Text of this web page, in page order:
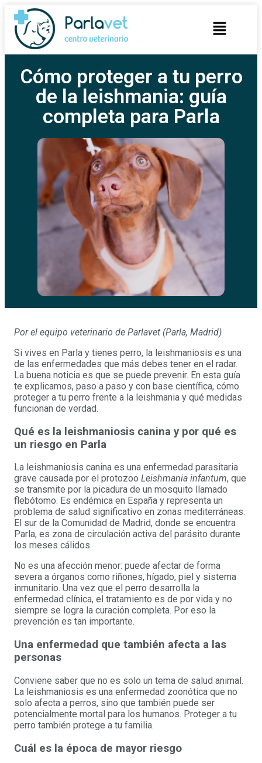
Cómo proteger a tu perro
de la leishmania: guía
completa para Parla
Por el equipo veterinario de Parlavet (Parla, Madrid)
Si vives en Parla y tienes perro, la leishmaniosis es una
de las enfermedades que más debes tener en el radar.
La buena noticia es que se puede prevenir. En esta guía
te explicamos, paso a paso y con base científica, cómo
proteger a tu perro frente a la leishmania y qué medidas
funcionan de verdad.
Qué es la leishmaniosis canina y por qué es
un riesgo en Parla
La leishmaniosis canina es una enfermedad parasitaria
grave causada por el protozoo Leishmania infantum, que
se transmite por la picadura de un mosquito llamado
flebótomo. Es endémica en España y representa un
problema de salud significativo en zonas mediterráneas.
El sur de la Comunidad de Madrid, donde se encuentra
Parla, es zona de circulación activa del parásito durante
los meses cálidos.
No es una afección menor: puede afectar de forma
severa a órganos como riñones, hígado, piel y sistema
inmunitario. Una vez que el perro desarrolla la
enfermedad clínica, el tratamiento es de por vida y no
siempre se logra la curación completa. Por eso la
prevención es tan importante.
Una enfermedad que también afecta a las
personas
Conviene saber que no es solo un tema de salud animal.
La leishmaniosis es una enfermedad zoonótica que no
solo afecta a perros, sino que también puede ser
potencialmente mortal para los humanos. Proteger a tu
perro también protege a tu familia.
Cuál es la época de mayor riesgo